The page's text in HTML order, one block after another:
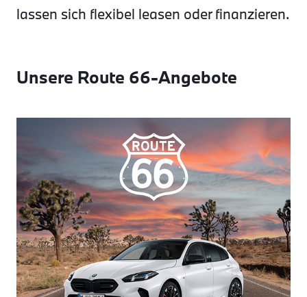
lassen sich flexibel leasen oder finanzieren.
Unsere Route 66-Angebote